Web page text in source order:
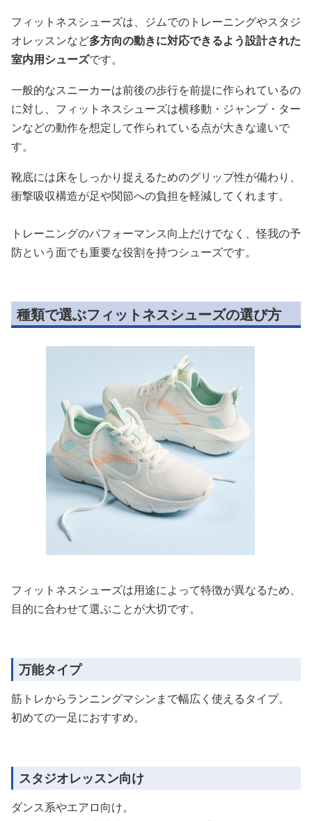
フィットネスシューズは、ジムでのトレーニングやスタジ
オレッスンなど多方向の動きに対応できるよう設計された
室内用シューズです。
一般的なスニーカーは前後の歩行を前提に作られているの
に対し、フィットネスシューズは横移動・ジャンプ・ター
ンなどの動作を想定して作られている点が大きな違いで
す。
靴底には床をしっかり捉えるためのグリップ性が備わり、
衝撃吸収構造が足や関節への負担を軽減してくれます。
トレーニングのパフォーマンス向上だけでなく、怪我の予
防という面でも重要な役割を持つシューズです。
種類で選ぶフィットネスシューズの選び方
フィットネスシューズは用途によって特徴が異なるため、
目的に合わせて選ぶことが大切です。
万能タイプ
筋トレからランニングマシンまで幅広く使えるタイプ。
初めての一足におすすめ。
スタジオレッスン向け
ダンス系やエアロ向け。